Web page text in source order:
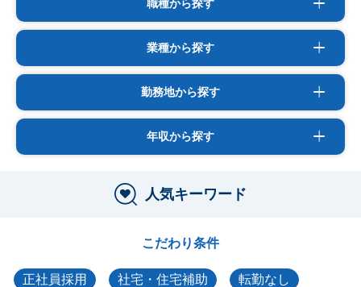
職種から探す
業種から探す
勤務地から探す
年収から探す
人気キーワード
こだわり条件
正社員採用 社宅・住宅補助 転勤なし